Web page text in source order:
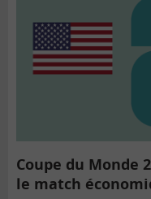
Coupe du Monde
le match